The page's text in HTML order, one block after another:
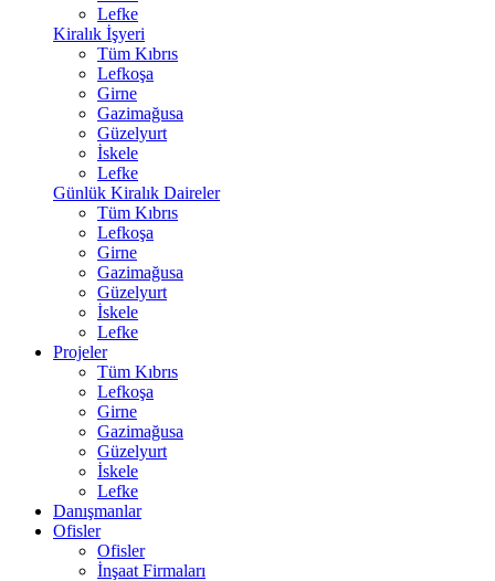
Lefke
Kiralık İşyeri
Tüm Kıbrıs
Lefkoşa
Girne
Gazimağusa
Güzelyurt
İskele
Lefke
Günlük Kiralık Daireler
Tüm Kıbrıs
Lefkoşa
Girne
Gazimağusa
Güzelyurt
İskele
Lefke
Projeler
Tüm Kıbrıs
Lefkoşa
Girne
Gazimağusa
Güzelyurt
İskele
Lefke
Danışmanlar
Ofisler
Ofisler
İnşaat Firmaları